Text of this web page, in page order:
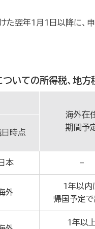
た翌年1月1日以降に、
ついての所得税、地方
海外在
期間予
時点
本 –
外
1年以内
帰国予定で
1年以上